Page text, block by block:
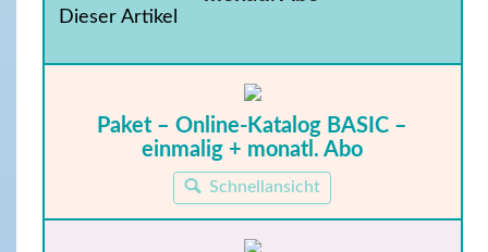
Dieser Artikel
Paket – Online-Katalog BASIC –
einmalig + monatl. Abo
Schnellansicht